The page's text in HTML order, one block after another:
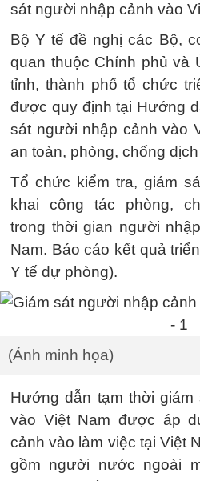
sát người nhập cảnh vào
Bộ Y tế đề nghị các Bộ,
quan thuộc Chính phủ và
tỉnh, thành phố tổ chức
được quy định tại Hướng
sát người nhập cảnh vào
an toàn, phòng, chống
Tổ chức kiểm tra, giám
khai công tác phòng,
trong thời gian người
Nam. Báo cáo kết quả
Y tế dự phòng).
(Ảnh minh họa)
Hướng dẫn tạm thời
vào Việt Nam được áp
cảnh vào làm việc tại Việt
gồm người nước ngoài